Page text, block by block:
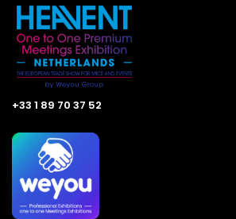
+33 1 89 70 37 52